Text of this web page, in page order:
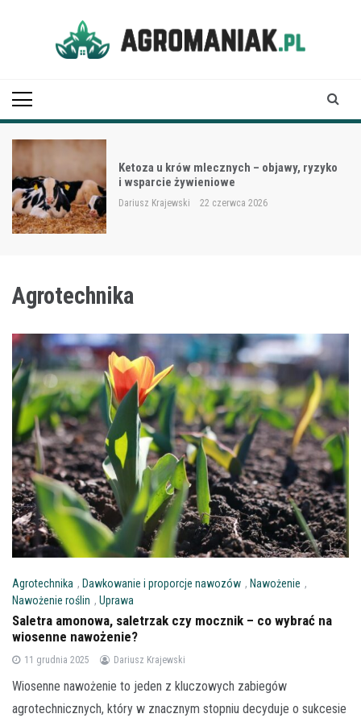
Ketoza u krów mlecznych – objawy, ryzyko
i wsparcie żywieniowe
Dariusz Krajewski 22 czerwca 2026
Agrotechnika
Agrotechnika , Dawkowanie i proporcje nawozów , Nawożenie ,
Nawożenie roślin , Uprawa
Saletra amonowa, saletrzak czy mocznik – co wybrać na
wiosenne nawożenie?
11 grudnia 2025 Dariusz Krajewski
Wiosenne nawożenie to jeden z kluczowych zabiegów
agrotechnicznych, który w znacznym stopniu decyduje o sukcesie